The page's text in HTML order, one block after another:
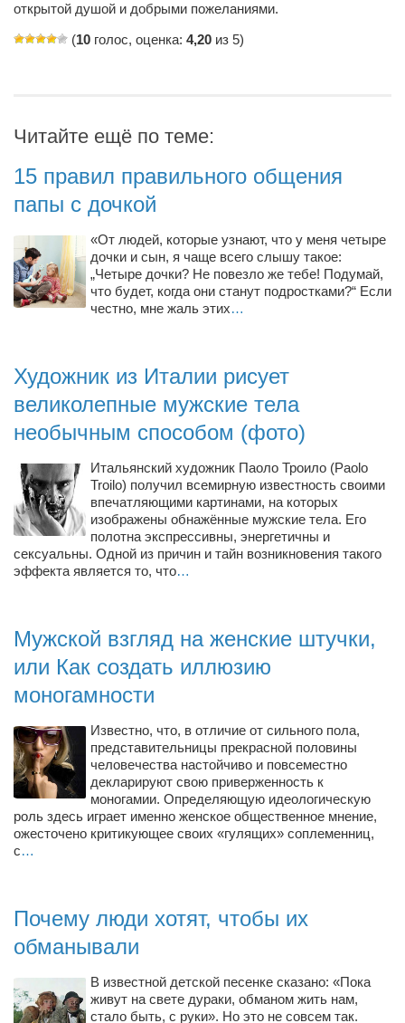
открытой душой и добрыми пожеланиями.
(10 голос, оценка: 4,20 из 5)
Читайте ещё по теме:
15 правил правильного общения
папы с дочкой
«От людей, которые узнают, что у меня четыре
дочки и сын, я чаще всего слышу такое:
„Четыре дочки? Не повезло же тебе! Подумай,
что будет, когда они станут подростками?“ Если
честно, мне жаль этих…
Художник из Италии рисует
великолепные мужские тела
необычным способом (фото)
Итальянский художник Паоло Троило (Paolo
Troilo) получил всемирную известность своими
впечатляющими картинами, на которых
изображены обнажённые мужские тела. Его
полотна экспрессивны, энергетичны и
сексуальны. Одной из причин и тайн возникновения такого
эффекта является то, что…
Мужской взгляд на женские штучки,
или Как создать иллюзию
моногамности
Известно, что, в отличие от сильного пола,
представительницы прекрасной половины
человечества настойчиво и повсеместно
декларируют свою приверженность к
моногамии. Определяющую идеологическую
роль здесь играет именно женское общественное мнение,
ожесточено критикующее своих «гулящих» соплеменниц,
с…
Почему люди хотят, чтобы их
обманывали
В известной детской песенке сказано: «Пока
живут на свете дураки, обманом жить нам,
стало быть, с руки». Но это не совсем так.